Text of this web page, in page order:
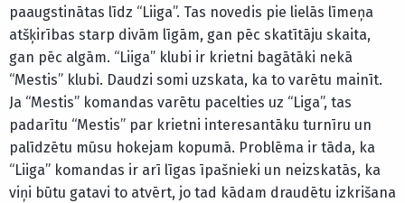
paaugstinātas līdz “Liiga”. Tas novedis pie lielās līmeņa
atšķirības starp divām līgām, gan pēc skatītāju skaita,
gan pēc algām. “Liiga” klubi ir krietni bagātāki nekā
“Mestis” klubi. Daudzi somi uzskata, ka to varētu mainīt.
Ja “Mestis” komandas varētu pacelties uz “Liga”, tas
padarītu “Mestis” par krietni interesantāku turnīru un
palīdzētu mūsu hokejam kopumā. Problēma ir tāda, ka
“Liiga” komandas ir arī līgas īpašnieki un neizskatās, ka
viņi būtu gatavi to atvērt, jo tad kādam draudētu izkrišana